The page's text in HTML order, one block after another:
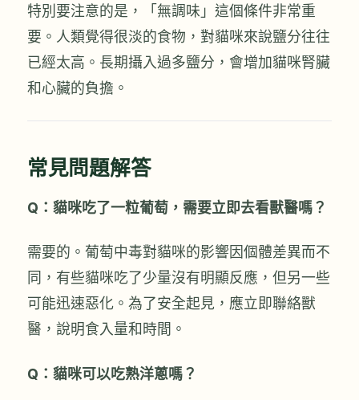
特別要注意的是，「無調味」這個條件非常重
要。人類覺得很淡的食物，對貓咪來說鹽分往往
已經太高。長期攝入過多鹽分，會增加貓咪腎臟
和心臟的負擔。
常見問題解答
Q：貓咪吃了一粒葡萄，需要立即去看獸醫嗎？
需要的。葡萄中毒對貓咪的影響因個體差異而不
同，有些貓咪吃了少量沒有明顯反應，但另一些
可能迅速惡化。為了安全起見，應立即聯絡獸
醫，說明食入量和時間。
Q：貓咪可以吃熟洋蔥嗎？